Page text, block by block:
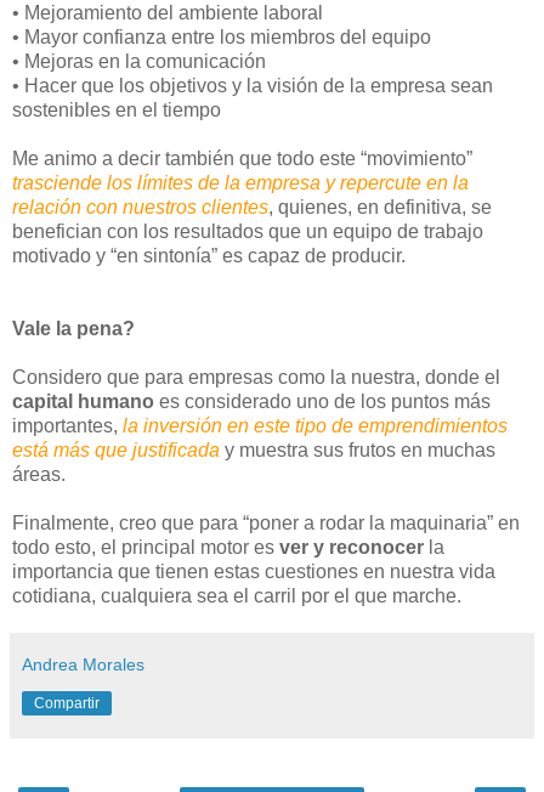
• Mejoramiento del ambiente laboral
• Mayor confianza entre los miembros del equipo
• Mejoras en la comunicación
• Hacer que los objetivos y la visión de la empresa sean
sostenibles en el tiempo
Me animo a decir también que todo este “movimiento”
trasciende los límites de la empresa y repercute en la
relación con nuestros clientes, quienes, en definitiva, se
benefician con los resultados que un equipo de trabajo
motivado y “en sintonía” es capaz de producir.
Vale la pena?
Considero que para empresas como la nuestra, donde el
capital humano es considerado uno de los puntos más
importantes, la inversión en este tipo de emprendimientos
está más que justificada y muestra sus frutos en muchas
áreas.
Finalmente, creo que para “poner a rodar la maquinaria” en
todo esto, el principal motor es ver y reconocer la
importancia que tienen estas cuestiones en nuestra vida
cotidiana, cualquiera sea el carril por el que marche.
Andrea Morales
Compartir